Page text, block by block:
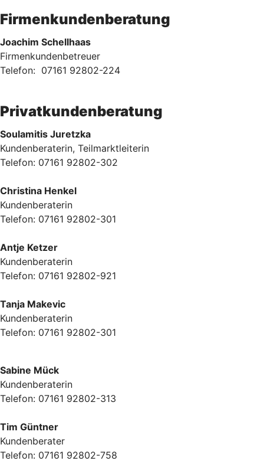
Firmenkundenberatung
Joachim Schellhaas
Firmenkundenbetreuer
Telefon: 07161 92802-224
Privatkundenberatung
Soulamitis Juretzka
Kundenberaterin, Teilmarktleiterin
Telefon: 07161 92802-302
Christina Henkel
Kundenberaterin
Telefon: 07161 92802-301
Antje Ketzer
Kundenberaterin
Telefon: 07161 92802-921
Tanja Makevic
Kundenberaterin
Telefon: 07161 92802-301
Sabine Mück
Kundenberaterin
Telefon: 07161 92802-313
Tim Güntner
Kundenberater
Telefon: 07161 92802-758